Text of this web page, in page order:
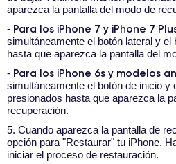
aparezca la pantalla del modo de
- Para los iPhone 7 y iPhone 7
simultáneamente el botón lateral y el
hasta que aparezca la pantalla del
- Para los iPhone 6s y modelos
simultáneamente el botón de inicio y
presionados hasta que aparezca la
recuperación.
5. Cuando aparezca la pantalla de
opción para "Restaurar" tu iPhone.
iniciar el proceso de restauración.